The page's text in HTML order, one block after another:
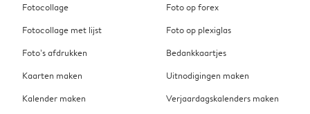
Fotocollage
Fotocollage met lijst
Foto’s afdrukken
Kaarten maken
Kalender maken
Foto op forex
Foto op plexiglas
Bedankkaartjes
Uitnodigingen maken
Verjaardagskalenders maken